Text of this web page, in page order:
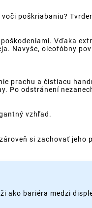
poškriabaniu?
Vďaka
Navyše, oleofóbny
prachu a čistiacu
Po odstránení
vzhľad.
si zachovať jeho
ako bariéra medzi